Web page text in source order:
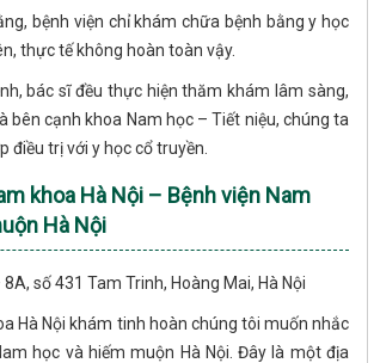
bệnh viện chỉ khám chữa bệnh bằng y học
thực tế không hoàn toàn vậy.
bác sĩ đều thực hiện thăm khám lâm sàng,
bên cạnh khoa Nam học – Tiết niệu, chúng ta
điều trị với y học cổ truyền.
khoa Hà Nội – Bệnh viện Nam
Hà Nội
số 431 Tam Trinh, Hoàng Mai, Hà Nội
Hà Nội khám tinh hoàn chúng tôi muốn nhắc
học và hiếm muộn Hà Nội. Đây là một địa